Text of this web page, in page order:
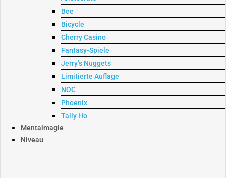
Bee
Bicycle
Cherry Casino
Fantasy-Spiele
Jerry’s Nuggets
Limitierte Auflage
NOC
Phoenix
Tally Ho
Mentalmagie
Niveau